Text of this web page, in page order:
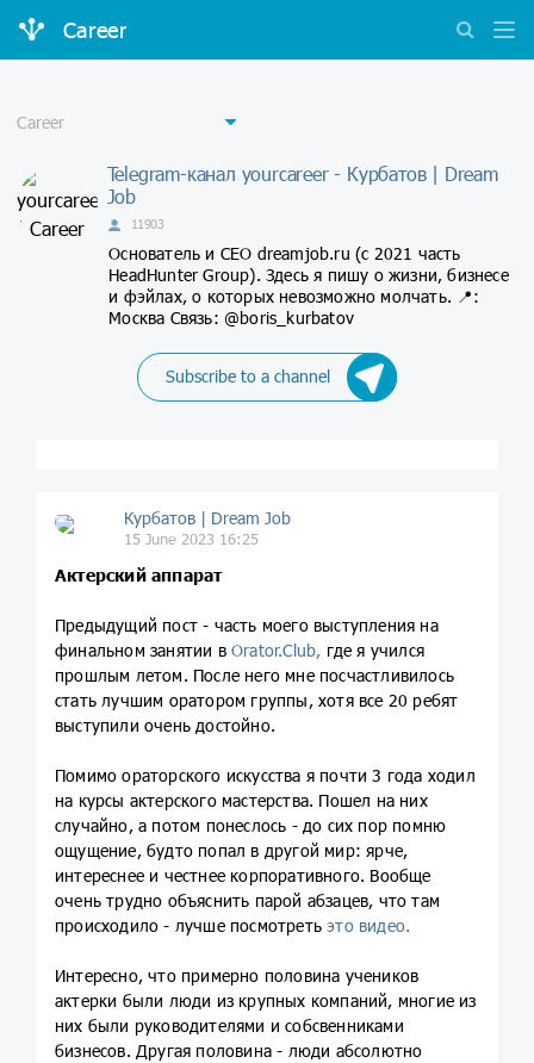
Career
Telegram-канал yourcareer - Курбатов | Dream
Job
11903
Основатель и CEO dreamjob.ru (с 2021 часть
HeadHunter Group). Здесь я пишу о жизни, бизнесе
и фэйлах, о которых невозможно молчать. 📍:
Москва Связь: @boris_kurbatov
Subscribe to a channel
Курбатов | Dream Job
15 June 2023 16:25
Актерский аппарат
Предыдущий пост - часть моего выступления на
финальном занятии в Orator.Club, где я учился
прошлым летом. После него мне посчастливилось
стать лучшим оратором группы, хотя все 20 ребят
выступили очень достойно.
Помимо ораторского искусства я почти 3 года ходил
на курсы актерского мастерства. Пошел на них
случайно, а потом понеслось - до сих пор помню
ощущение, будто попал в другой мир: ярче,
интереснее и честнее корпоративного. Вообще
очень трудно объяснить парой абзацев, что там
происходило - лучше посмотретьэто видео.
Интересно, что примерно половина учеников
актерки были люди из крупных компаний, многие из
них были руководителями и собсвенниками
бизнесов. Другая половина - люди абсолютно